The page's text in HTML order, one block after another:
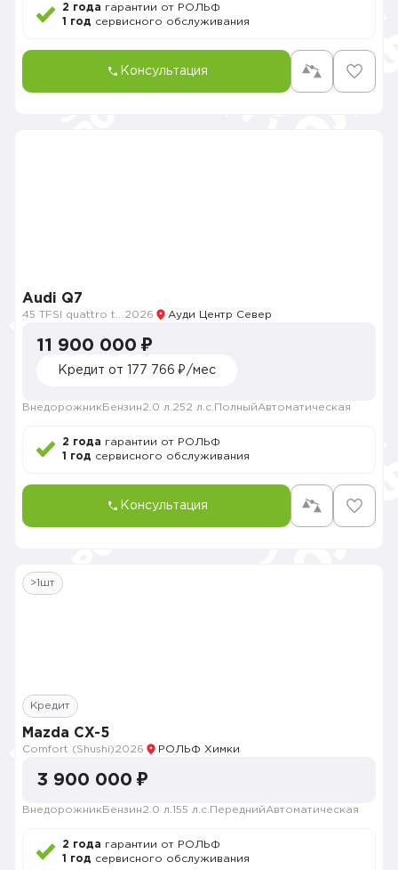
2 года гарантии от РОЛЬФ
1 год сервисного обслуживания
Консультация
Audi Q7
2026 Ауди Центр Север
11 900 000 ₽
Кредит от 177 766 ₽/мес
Внедорожник Бензин2.0 л. 252 л.с. ПолныйАвтоматическая
2 года гарантии от РОЛЬФ
1 год сервисного обслуживания
Консультация
>1шт
Кредит
Mazda CX-5
Comfort (Shushi)2026 РОЛЬФ Химки
3 900 000 ₽
Внедорожник Бензин2.0 л. 155 л.с. ПереднийАвтоматическая
2 года гарантии от РОЛЬФ
1 год сервисного обслуживания